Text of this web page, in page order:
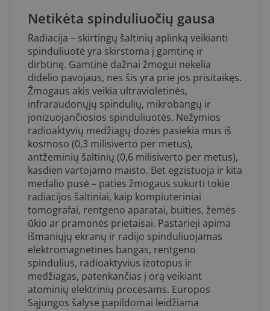
Netikėta spinduliuočių gausa
Radiacija – skirtingų šaltinių aplinką veikianti
spinduliuotė yra skirstoma į gamtinę ir
dirbtinę. Gamtinė dažnai žmogui nekelia
didelio pavojaus, nes šis yra prie jos prisitaikęs.
Žmogaus akis veikia ultravioletinės,
infraraudonųjų spindulių, mikrobangų ir
jonizuojančiosios spinduliuotės. Nežymios
radioaktyvių medžiagų dozės pasiekia mus iš
kosmoso (0,3 milisiverto per metus),
antžeminių šaltinių (0,6 milisiverto per metus),
kasdien vartojamo maisto. Bet egzistuoja ir kita
medalio pusė – paties žmogaus sukurti tokie
radiacijos šaltiniai, kaip kompiuteriniai
tomografai, rentgeno aparatai, buities, žemės
ūkio ar pramonės prietaisai. Pastarieji apima
išmaniųjų ekranų ir radijo spinduliuojamas
elektromagnetines bangas, rentgeno
spindulius, radioaktyvius izotopus ir
medžiagas, patenkančias į orą veikiant
atominių elektrinių procesams. Europos
Sąjungos šalyse papildomai leidžiama